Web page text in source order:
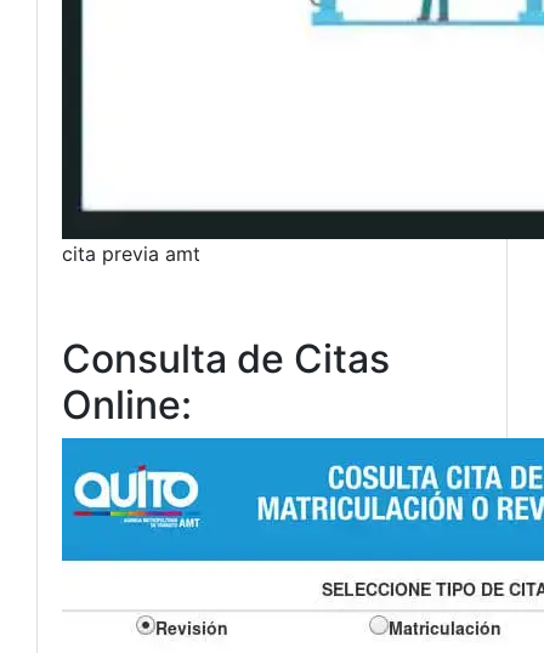
cita previa amt
Consulta de Citas
Online: